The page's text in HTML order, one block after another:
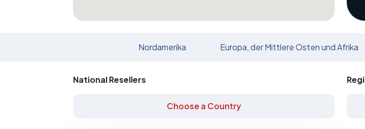
Nordamerika Europa, der Mittlere Osten und Afrika
National Resellers
Choose a Country